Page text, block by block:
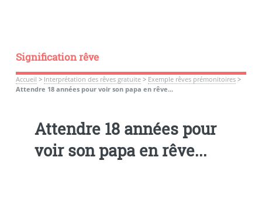
Signification rêve
Accueil > Interprétation des rêves gratuite> Exemple rêves prémonitoires>
Attendre 18 années pour voir son papa en rêve...
Attendre 18 années pour
voir son papa en rêve...